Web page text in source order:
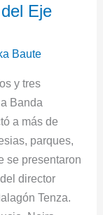
Eje
Baute
y tres
Banda
a más de
parques,
se presentaron
director
Tenza.